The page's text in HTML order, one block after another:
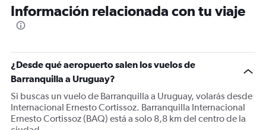
Información relacionada con tu viaje
¿Desde qué aeropuerto salen los vuelos de
Barranquilla a Uruguay?
Si buscas un vuelo de Barranquilla a Uruguay, volarás desde
Internacional Ernesto Cortissoz. Barranquilla Internacional
Ernesto Cortissoz (BAQ) está a solo 8,8 km del centro de la